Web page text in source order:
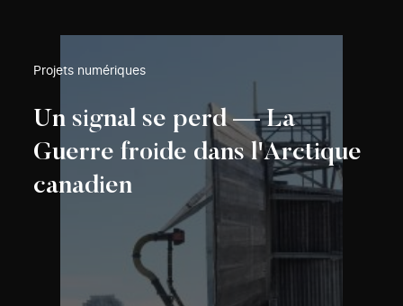
Projets numériques
Un signal se perd — La
Guerre froide dans l'Arctique
canadien